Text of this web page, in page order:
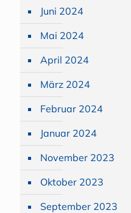
Juni 2024
Mai 2024
April 2024
März 2024
Februar 2024
Januar 2024
November 2023
Oktober 2023
September 2023